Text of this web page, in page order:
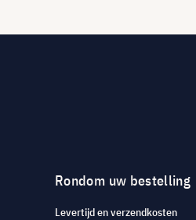
Rondom uw bestelling
Levertijd en verzendkosten